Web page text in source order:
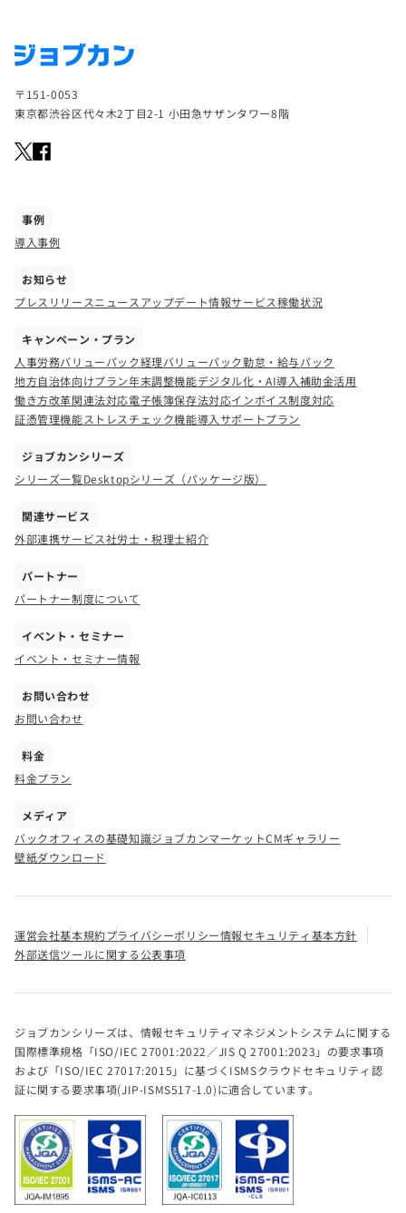
〒151-0053
東京都渋谷区代々木2丁目2-1 小田急サザンタワー8階
事例
導入事例
お知らせ
プレスリリースニュース アップデート情報サービス稼働状況
キャンペーン・プラン
人事労務バリューパック経理バリューパック勤怠・給与パック
地方自治体向けプラン年末調整機能デジタル化・AI導入補助金活用
働き方改革関連法対応電子帳簿保存法対応インボイス制度対応
証憑管理機能ストレスチェック機能導入サポートプラン
ジョブカンシリーズ
シリーズ一覧Desktopシリーズ（パッケージ版）
関連サービス
外部連携サービス社労士・税理士紹介
パートナー
パートナー制度について
イベント・セミナー
イベント・セミナー情報
お問い合わせ
お問い合わせ
料金
料金プラン
メディア
バックオフィスの基礎知識ジョブカンマーケットCMギャラリー
壁紙ダウンロード
運営会社基本規約プライバシーポリシー情報セキュリティ基本方針
外部送信ツールに関する公表事項
ジョブカンシリーズは、情報セキュリティマネジメントシステムに関する
国際標準規格「ISO/IEC 27001:2022／JIS Q 27001:2023」の要求事項
および「ISO/IEC 27017:2015」に基づくISMSクラウドセキュリティ認
証に関する要求事項(JIP-ISMS517-1.0)に適合しています。